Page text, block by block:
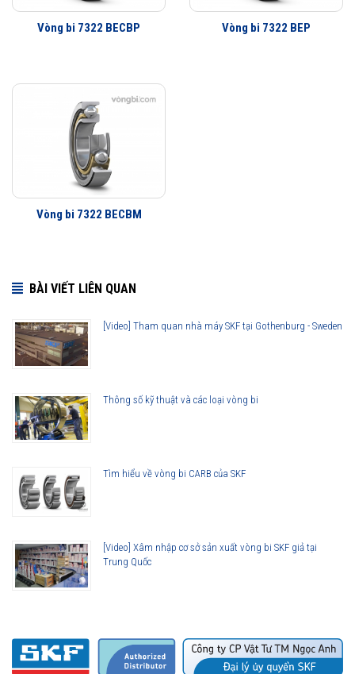
Vòng bi 7322 BECBP Vòng bi 7322 BEP
Vòng bi 7322 BECBM
BÀI VIẾT LIÊN QUAN
[Video] Tham quan nhà máy SKF tại Gothenburg - Sweden
Thông số kỹ thuật và các loại vòng bi
Tìm hiểu về vòng bi CARB của SKF
[Video] Xâm nhập cơ sở sản xuất vòng bi SKF giả tại
Trung Quốc